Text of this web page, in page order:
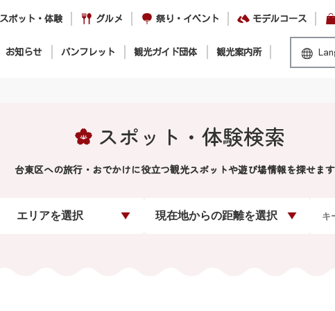
スポット・体験 グルメ 祭り・イベント モデルコース
お知らせ パンフレット 観光ガイド団体 観光案内所
スポット・体験検索
台東区への旅行・おでかけに役立つ観光スポットや遊び場情報を探せま
エリアを選択 現在地からの距離を選択